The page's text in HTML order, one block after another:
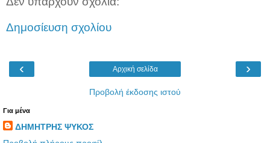
Δημοσίευση σχολίου
‹ ›
Αρχική σελίδα
Προβολή έκδοσης ιστού
Για μένα
ΔΗΜΗΤΡΗΣ ΨΥΚΟΣ